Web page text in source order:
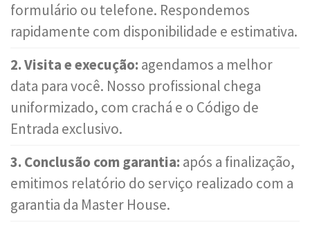
formulário ou telefone. Respondemos
rapidamente com disponibilidade e estimativa.
2. Visita e execução: agendamos a melhor
data para você. Nosso profissional chega
uniformizado, com crachá e o Código de
Entrada exclusivo.
3. Conclusão com garantia: após a finalização,
emitimos relatório do serviço realizado com a
garantia da Master House.